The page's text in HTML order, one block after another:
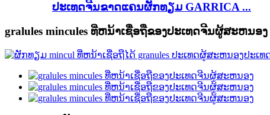
ປະເທດຈີນຂາດແຄນຜັກທຽມ GARRICA ...
gralules mincules ທີ່ຫນ້າເຊື່ອຖືຂອງປະເທດຈີນຜູ້ສະຫນອງ